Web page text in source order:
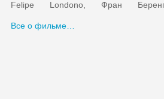
Felipe Londono, Фран
Все о фильме…